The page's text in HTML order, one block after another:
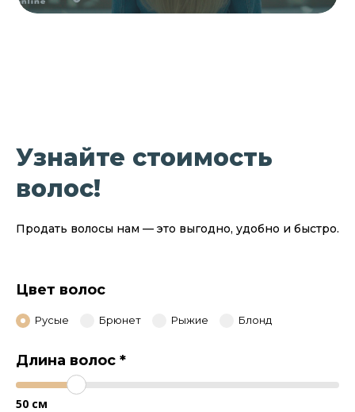
Узнайте стоимость
волос!
Продать волосы нам — это выгодно, удобно и быстро.
Цвет волос
Русые Брюнет Рыжие Блонд
Длина волос *
50 см